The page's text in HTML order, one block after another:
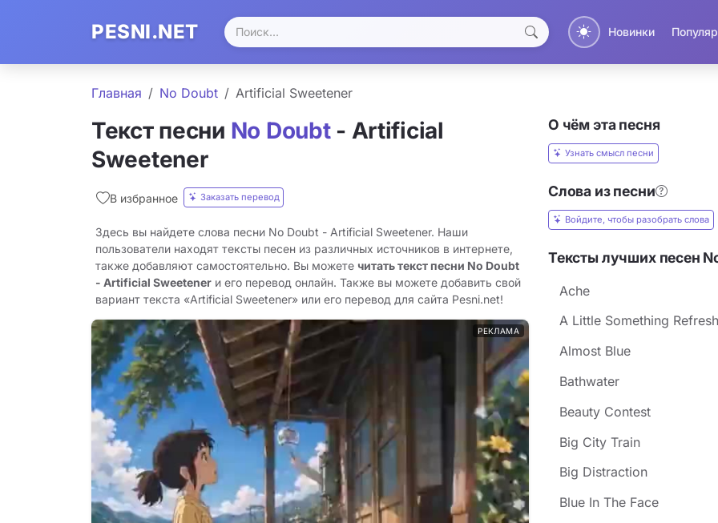
PESNI.NET Новинки
Главная No Doubt Artificial Sweetener
Текст песни No Doubt- Artificial
Sweetener
В избранное Заказать перевод
Здесь вы найдете слова песни No Doubt - Artificial Sweetener. Наши
пользователи находят тексты песен из различных источников в интернете,
также добавляют самостоятельно. Вы можете читать текст песни No Doubt
- Artificial Sweetener и его перевод онлайн. Также вы можете добавить свой
вариант текста «Artificial Sweetener» или его перевод для сайта Pesni.net!
РЕКЛАМА
О чём эта песня
Узнать смысл песни
Слова из песни
Войдите, чтобы разобрать слова
Тексты лучших песен
Ache
A Little Something
Almost Blue
Bathwater
Beauty Contest
Big City Train
Big Distraction
Blue In The Face